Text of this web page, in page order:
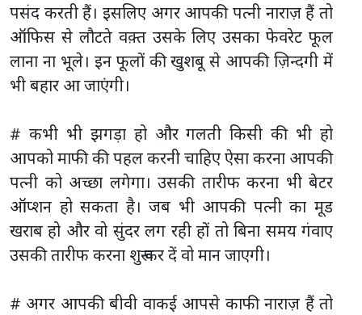
पसंद करती हैं। इसलिए अगर आपकी पत्नी नाराज़ हैं तो
ऑफिस से लौटते वक़्त उसके लिए उसका फेवरेट फूल
लाना ना भूले। इन फूलों की खुशबू से आपकी ज़िन्दगी में
भी बहार आ जाएंगी।
# कभी भी झगड़ा हो और गलती किसी की भी हो
आपको माफी की पहल करनी चाहिए ऐसा करना आपकी
पत्नी को अच्छा लगेगा। उसकी तारीफ करना भी बेटर
ऑप्शन हो सकता है। जब भी आपकी पत्नी का मूड
खराब हो और वो सुंदर लग रही हों तो बिना समय गंवाए
उसकी तारीफ करना शुरू कर दें वो मान जाएगी।
# अगर आपकी बीवी वाकई आपसे काफी नाराज़ हैं तो